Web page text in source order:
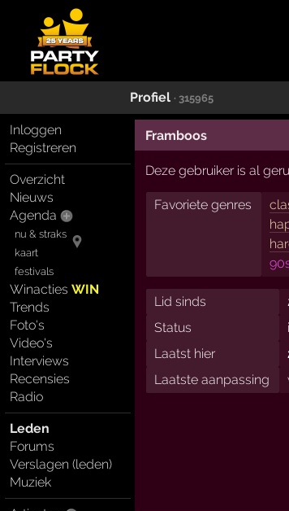
Profiel · 315965
Inloggen
Registreren
Overzicht
Nieuws
Agenda
nu & straks
kaart
festivals
WinactiesWIN
Trends
Foto's
Video's
Interviews
Recensies
Radio
Leden
Forums
Verslagen (leden)
Muziek
Framboos
Deze gebruiker is al
Favoriete genres
Lid sinds
Status
Laatst hier
Laatste aanpassing